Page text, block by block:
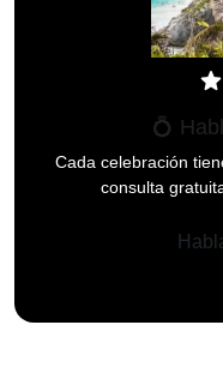
star
💍
Cada celebración
consulta